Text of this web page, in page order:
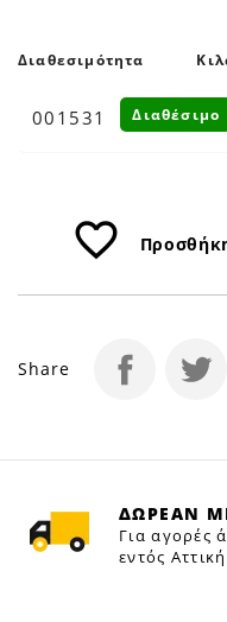
|
Διαθεσιμότητα
001531 Διαθέσιμο
favorite_border
Share
ΔΩΡΕΑΝ
Για αγορές
εντός